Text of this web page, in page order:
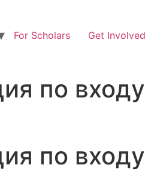
For Scholars Get Involved
по входу
по входу